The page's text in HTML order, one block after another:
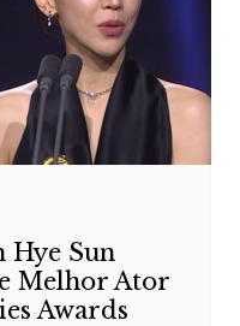
Hye Sun
Melhor Ator
Awards